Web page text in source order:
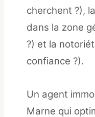
cherchent ?),
dans la zone
?) et la
confiance ?).
Un agent
Marne qui